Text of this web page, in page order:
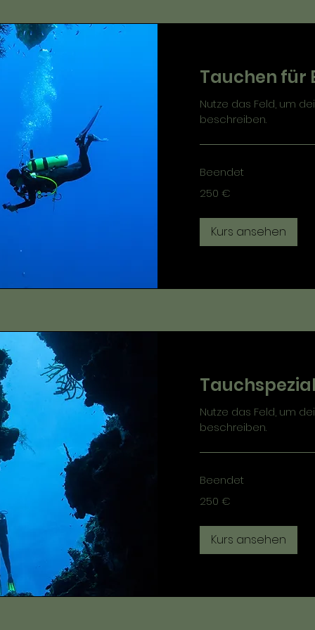
Tauchen für
Nutze das Feld, um
beschreiben.
Beendet
Euro
250 €
Kurs ansehen
Nutze das Feld, um
beschreiben.
Beendet
Euro
250 €
Kurs ansehen